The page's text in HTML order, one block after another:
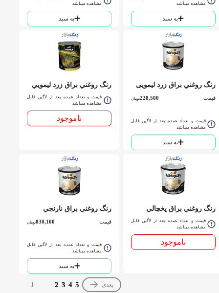
مشاهده میباشد
به سبد
مشاهده میباشد
به سبد
رنگ روغني براق زرد لیمویی
قیمت 228,500تومان
قیمت و تعداد عمده بعد از لاگین قابل
مشاهده میباشد
به سبد
رنگ روغني براق زرد ليمويي
الوان کد 121حلب
قیمت و تعداد عمده بعد از لاگین قابل
مشاهده میباشد
ناموجود
رنگ روغني براق يخچالي
الوان کد 101 گالن
قیمت و تعداد عمده بعد از لاگین قابل
مشاهده میباشد
ناموجود
رنگ روغني براق نارنجي
قیمت 838,100تومان
قیمت و تعداد عمده بعد از لاگین قابل
مشاهده میباشد
به سبد
1 2 3 4 5 بعدی